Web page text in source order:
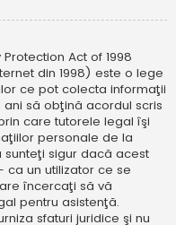
Protection Act of 1998
din 1998) este o lege
ce pot colecta informaţii
să obţină acordul scris
care tutorele legal îşi
personale de la
sunteţi sigur dacă acest
un utilizator ce se
încercaţi să vă
pentru asistenţă.
sfaturi juridice şi nu